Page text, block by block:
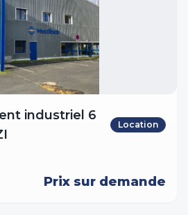
industriel 6
Location
Prix sur demande